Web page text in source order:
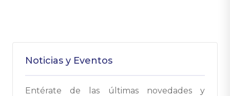
Noticias y Eventos
Entérate de las últimas novedades y